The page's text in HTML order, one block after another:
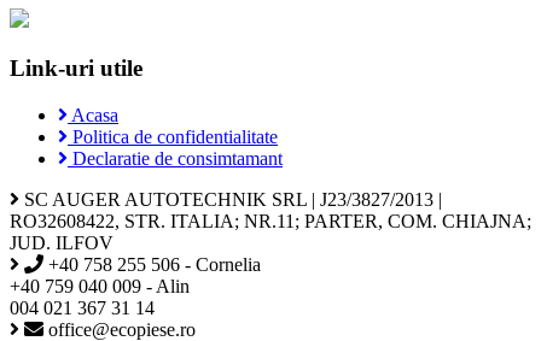
Link-uri utile
Acasa
Politica de confidentialitate
Declaratie de consimtamant
SC AUGER AUTOTECHNIK SRL | J23/3827/2013 |
RO32608422, STR. ITALIA; NR.11; PARTER, COM. CHIAJNA;
JUD. ILFOV
+40 758 255 506 - Cornelia
+40 759 040 009 - Alin
004 021 367 31 14
office@ecopiese.ro